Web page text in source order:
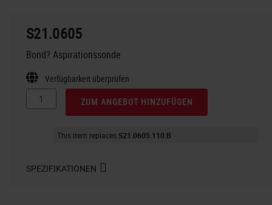
S21.0605
Bond? Aspirationssonde
Verfügbarkeit überprüfen
ZUM ANGEBOT HINZUFÜGEN
This item replaces S21.0605.110.B
SPEZIFIKATIONEN